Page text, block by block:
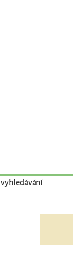
vyhledávání